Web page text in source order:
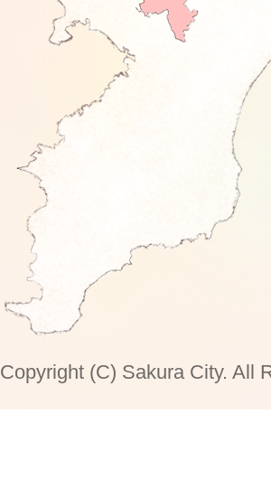
Copyright (C) Sakura City. All